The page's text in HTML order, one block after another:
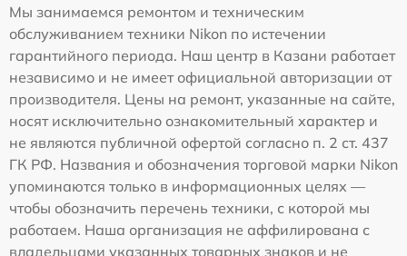
Мы занимаемся ремонтом и техническим
обслуживанием техники Nikon по истечении
гарантийного периода. Наш центр в Казани работает
независимо и не имеет официальной авторизации от
производителя. Цены на ремонт, указанные на сайте,
носят исключительно ознакомительный характер и
не являются публичной офертой согласно п. 2 ст. 437
ГК РФ. Названия и обозначения торговой марки Nikon
упоминаются только в информационных целях —
чтобы обозначить перечень техники, с которой мы
работаем. Наша организация не аффилирована с
владельцами указанных товарных знаков и не